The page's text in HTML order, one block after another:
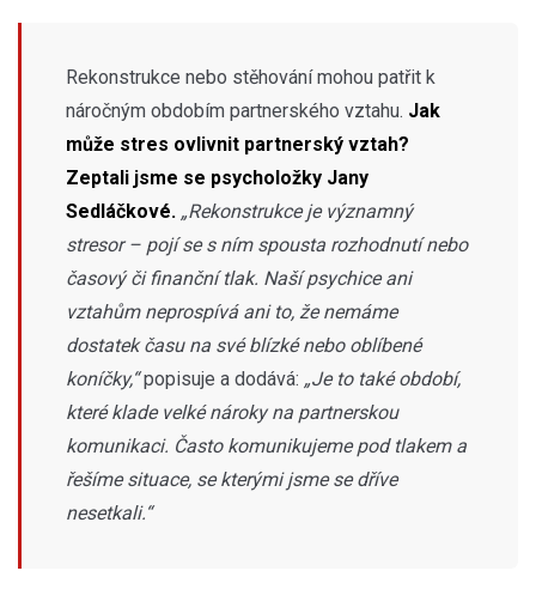
Rekonstrukce nebo stěhování mohou patřit k
náročným obdobím partnerského vztahu. Jak
může stres ovlivnit partnerský vztah?
Zeptali jsme se psycholožky Jany
Sedláčkové. „Rekonstrukce je významný
stresor – pojí se s ním spousta rozhodnutí nebo
časový či finanční tlak. Naší psychice ani
vztahům neprospívá ani to, že nemáme
dostatek času na své blízké nebo oblíbené
koníčky,“popisuje a dodává: „Je to také období,
které klade velké nároky na partnerskou
komunikaci. Často komunikujeme pod tlakem a
řešíme situace, se kterými jsme se dříve
nesetkali.“